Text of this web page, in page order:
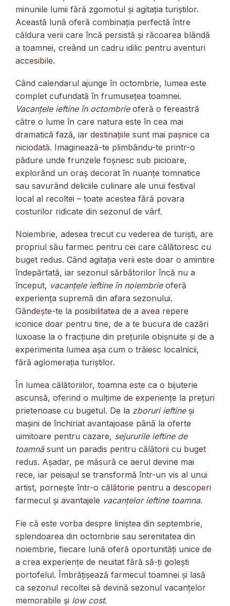
minunile lumii fără zgomotul și agitația turiștilor.
Această lună oferă combinația perfectă între
căldura verii care încă persistă și răcoarea blândă
a toamnei, creând un cadru idilic pentru aventuri
accesibile.
Când calendarul ajunge în octombrie, lumea este
complet cufundată în frumusețea toamnei.
Vacanțele ieftine în octombrieoferă o fereastră
către o lume în care natura este în cea mai
dramatică fază, iar destinațiile sunt mai pașnice ca
niciodată. Imaginează-te plimbându-te printr-o
pădure unde frunzele foșnesc sub picioare,
explorând un oraș decorat în nuanțe tomnatice
sau savurând deliciile culinare ale unui festival
local al recoltei – toate acestea fără povara
costurilor ridicate din sezonul de vârf.
Noiembrie, adesea trecut cu vederea de turiști, are
propriul său farmec pentru cei care călătoresc cu
buget redus. Când agitația verii este doar o amintire
îndepărtată, iar sezonul sărbătorilor încă nu a
început, vacanțele ieftine în noiembrieoferă
experiența supremă din afara sezonului.
Gândește-te la posibilitatea de a avea repere
iconice doar pentru tine, de a te bucura de cazări
luxoase la o fracțiune din prețurile obișnuite și de a
experimenta lumea așa cum o trăiesc localnicii,
fără aglomerația turiștilor.
În lumea călătoriilor, toamna este ca o bijuterie
ascunsă, oferind o mulțime de experiențe la prețuri
prietenoase cu bugetul. De la zboruri ieftineși
mașini de închiriat avantajoase până la oferte
uimitoare pentru cazare, sejururile ieftine de
toamnăsunt un paradis pentru călătorii cu buget
redus. Așadar, pe măsură ce aerul devine mai
rece, iar peisajul se transformă într-un vis al unui
artist, pornește într-o călătorie pentru a descoperi
farmecul și avantajele vacanțelor ieftine toamna.
Fie că este vorba despre liniștea din septembrie,
splendoarea din octombrie sau serenitatea din
noiembrie, fiecare lună oferă oportunități unice de
a crea experiențe de neuitat fără să-ți golești
portofelul. Îmbrățișează farmecul toamnei și lasă
ca sezonul recoltei să devină sezonul vacanțelor
memorabile și low cost.